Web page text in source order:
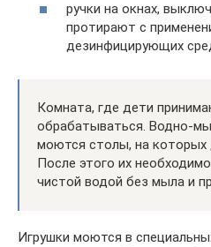
ручки на окнах,
протирают с
дезинфицирующих
Комната, где дети
обрабатываться. Водно-
моются столы, на
После этого их
чистой водой без мыла и
Игрушки моются в